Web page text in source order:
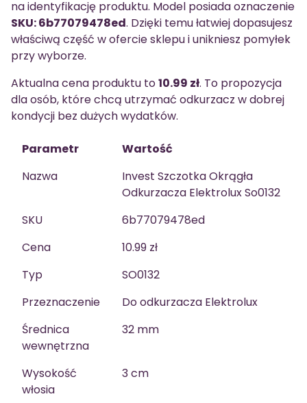
na identyfikację produktu. Model posiada oznaczenie
SKU: 6b77079478ed. Dzięki temu łatwiej dopasujesz
właściwą część w ofercie sklepu i unikniesz pomyłek
przy wyborze.
Aktualna cena produktu to10.99 zł. To propozycja
dla osób, które chcą utrzymać odkurzacz w dobrej
kondycji bez dużych wydatków.
Parametr
Wartość
Nazwa
Invest Szczotka Okrągła
Odkurzacza Elektrolux So0132
SKU
6b77079478ed
Cena
10.99 zł
Typ
SO0132
Przeznaczenie
Do odkurzacza Elektrolux
Średnica
wewnętrzna
32 mm
Wysokość
włosia
3 cm